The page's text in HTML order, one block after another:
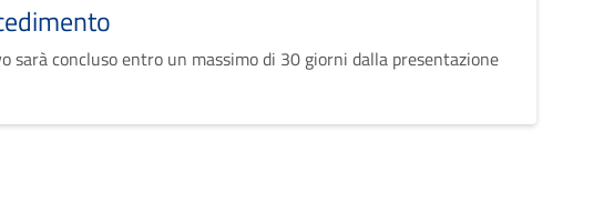
sarà concluso entro un massimo di 30 giorni dalla presentazione